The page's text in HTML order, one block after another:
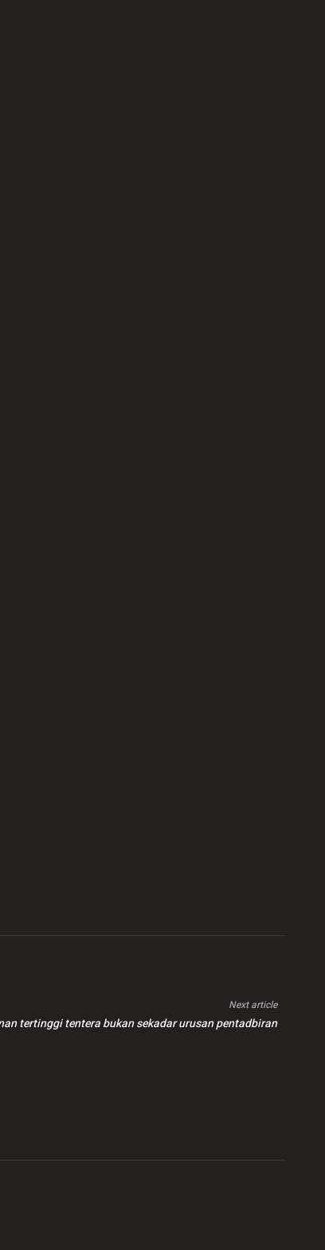
Next article
tertinggi tentera bukan sekadar urusan pentadbiran